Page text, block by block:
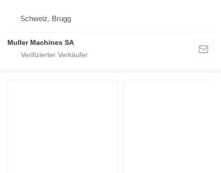
Schweiz, Brugg
Muller Machines SA